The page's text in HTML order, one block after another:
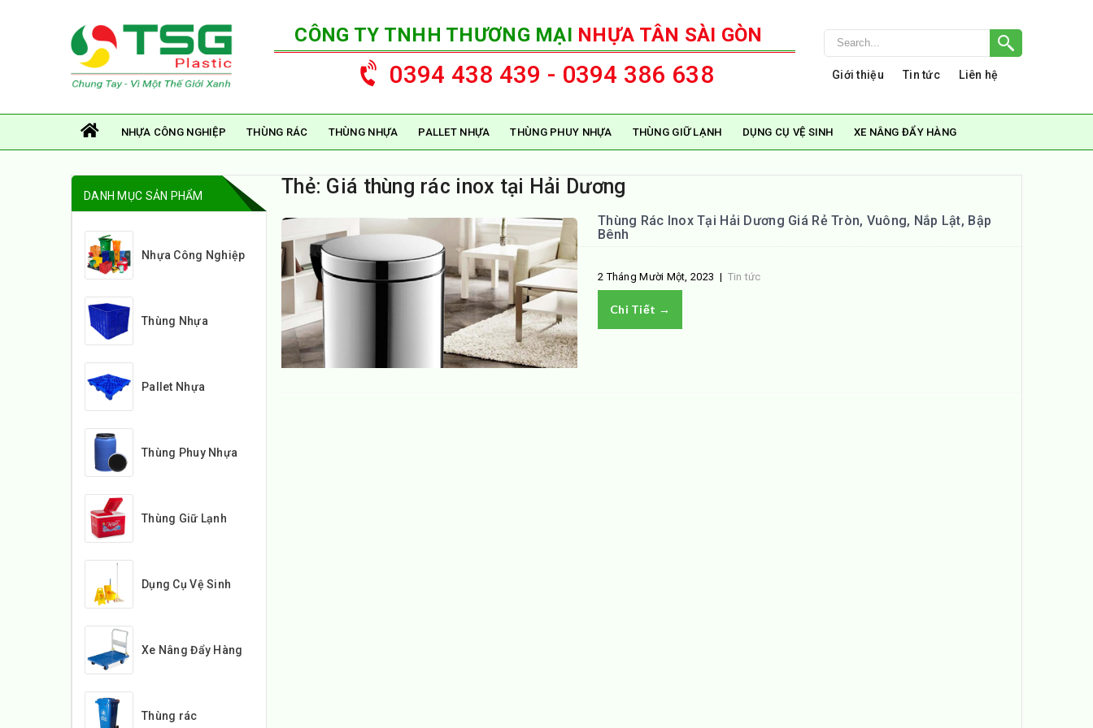
CÔNG TY TNHH THƯƠNG MẠI NHỰA TÂN SÀI GÒN
0394 438 439 - 0394 386 638 Giới thiệu Tin tức Liên hệ
NHỰA CÔNG NGHIỆP THÙNG RÁC THÙNG NHỰA PALLET NHỰA THÙNG PHUY NHỰA THÙNG GIỮ LẠNH DỤNG CỤ VỆ SINH XE NÂNG ĐẨY HÀNG
Thẻ: Giá thùng rác inox tại Hải Dương
Thùng Rác Inox Tại Hải Dương Giá Rẻ Tròn, Vuông, Nắp Lật, Bập
Bênh
2 Tháng Mười Một, 2023 | Tin tức
Chi Tiết →
DANH MỤC SẢN PHẨM
Nhựa Công Nghiệp
Thùng Nhựa
Pallet Nhựa
Thùng Phuy Nhựa
Thùng Giữ Lạnh
Dụng Cụ Vệ Sinh
Xe Nâng Đẩy Hàng
Thùng rác